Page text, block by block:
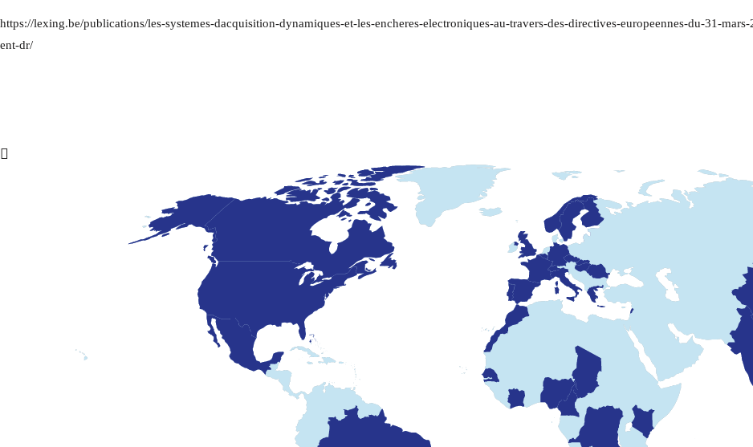
https://lexing.be/publications/les-systemes-dacquisition-dynamiques-et-les-encheres-electroniques-au-travers-des-directives-europeennes-du-31-
ent-dr/